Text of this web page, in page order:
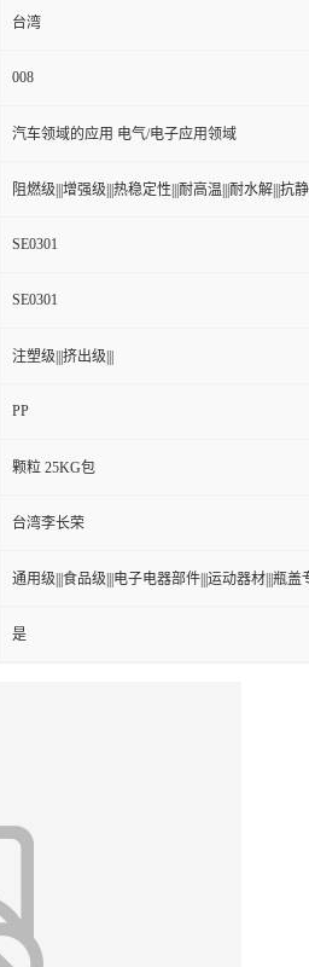
台湾
008
汽车领域的应用 电气/电子应用领域
阻燃级|||增强级|||热稳定性|||耐高温|||耐水解|||抗静
SE0301
SE0301
注塑级|||挤出级|||
PP
颗粒 25KG包
台湾李长荣
通用级|||食品级|||电子电器部件|||运动器材|||瓶盖
是